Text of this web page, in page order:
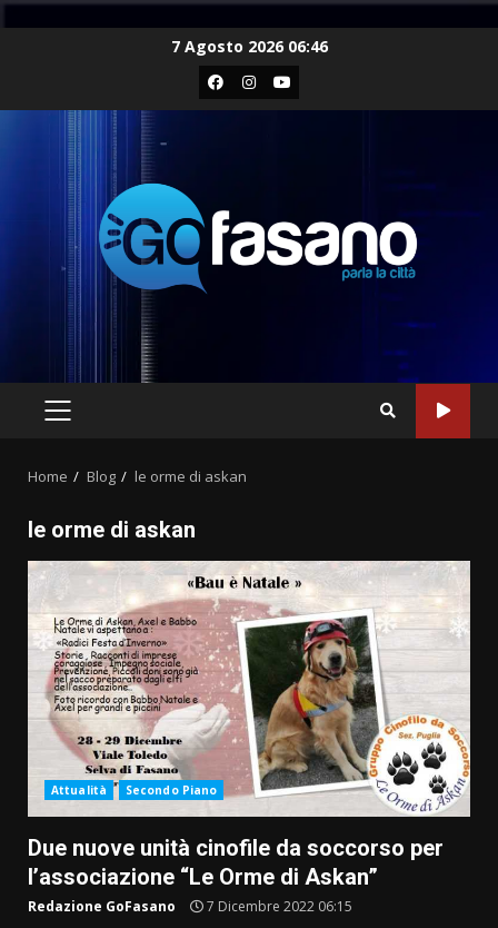
7 Agosto 2026 06:46
Facebook
Instagram
Youtube
PRIMARY
Home Blog le orme di askan
le orme di askan
Attualità Secondo Piano
Due nuove unità cinofile da soccorso per
l’associazione “Le Orme di Askan”
Redazione GoFasano 7 Dicembre 2022 06:15